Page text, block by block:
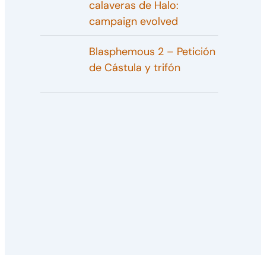
calaveras de Halo:
campaign evolved
Blasphemous 2 – Petición
de Cástula y trifón